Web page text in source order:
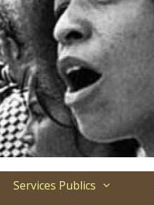
Services Publics